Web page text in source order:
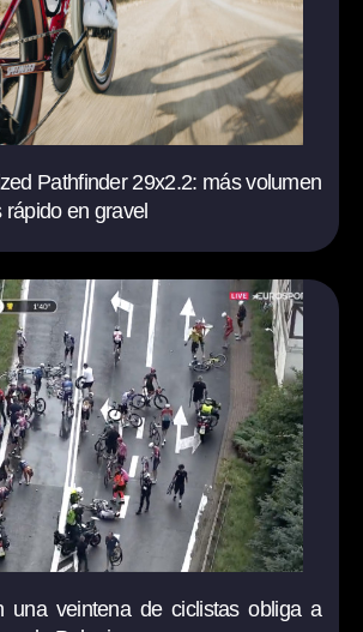
Pathfinder 29x2.2: más volumen
rápido en gravel
una veintena de ciclistas obliga a